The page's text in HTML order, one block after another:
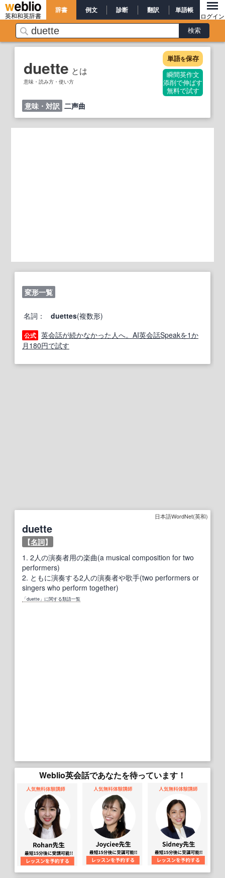
英和和英辞書
辞書 例文 診断 翻訳 単語帳
ログイン
duette とは
意味・読み方・使い方
単語を保存
瞬間英作文
添削で伸ばす
無料で試す
意味・対訳 二声曲
変形一覧
名詞： duettes(複数形)
公式 英会話が続かなかった人へ。AI英会話Speakを1か
月180円で試す
日本語WordNet(英和)
duette
【名詞】
1. 2人の演奏者用の楽曲(a musical composition for two
performers)
2. ともに演奏する2人の演奏者や歌手(two performers or
singers who perform together)
「duette」に関する類語一覧
Weblio英会話であなたを待っています！